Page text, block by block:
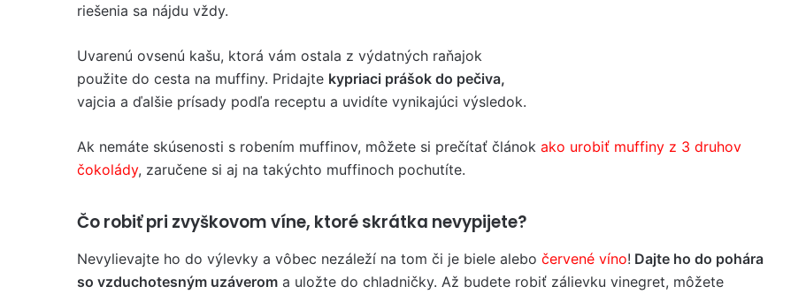
riešenia sa nájdu vždy.
Uvarenú ovsenú kašu, ktorá vám ostala z výdatných raňajok
použite do cesta na muffiny. Pridajte kypriaci prášok do pečiva,
vajcia a ďalšie prísady podľa receptu a uvidíte vynikajúci výsledok.
Ak nemáte skúsenosti s robením muffinov, môžete si prečítať článok ako urobiť muffiny z 3 druhov
čokolády, zaručene si aj na takýchto muffinoch pochutíte.
Čo robiť pri zvyškovom víne, ktoré skrátka nevypijete?
Nevylievajte ho do výlevky a vôbec nezáleží na tom či je biele alebo červené víno! Dajte ho do pohára
so vzduchotesným uzáverom a uložte do chladničky. Až budete robiť zálievku vinegret, môžete